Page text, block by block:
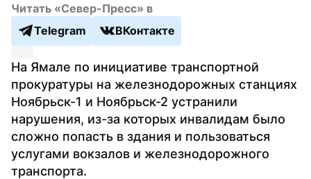
Читать «Север-Пресс» в
Telegram
ВКонтакте
На Ямале по инициативе транспортной
прокуратуры на железнодорожных станциях
Ноябрьск-1 и Ноябрьск-2 устранили
нарушения, из-за которых инвалидам было
сложно попасть в здания и пользоваться
услугами вокзалов и железнодорожного
транспорта.